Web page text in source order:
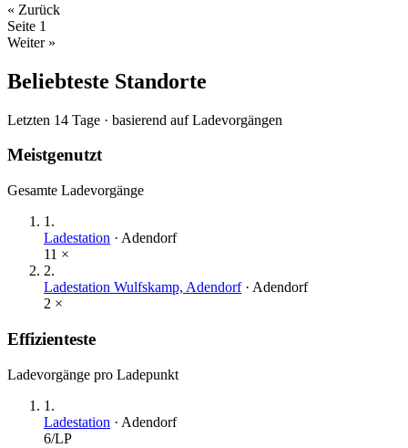
« Zurück
Seite 1
Weiter »
Beliebteste Standorte
Letzten 14 Tage · basierend auf Ladevorgängen
Meistgenutzt
Gesamte Ladevorgänge
1 .
Ladestation · Adendorf
11 ×
2.
Ladestation Wulfskamp, Adendorf· Adendorf
2 ×
Effizienteste
Ladevorgänge pro Ladepunkt
1 .
Ladestation · Adendorf
6/LP